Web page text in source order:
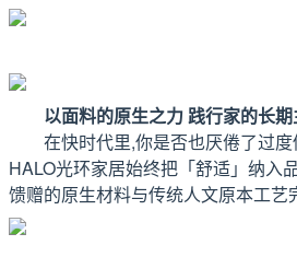
以面料的原生之力 践行家的长
在快时代里,你是否也厌倦了过度
HALO光环家居始终把「舒适」纳入
馈赠的原生材料与传统人文原本工艺